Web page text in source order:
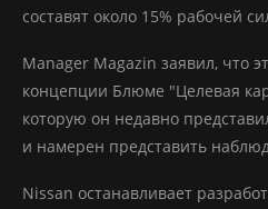
составят около 15% рабочей
Manager Magazin заявил, что
концепции Блюме "Целевая
которую он недавно
и намерен представить
Nissan останавливает